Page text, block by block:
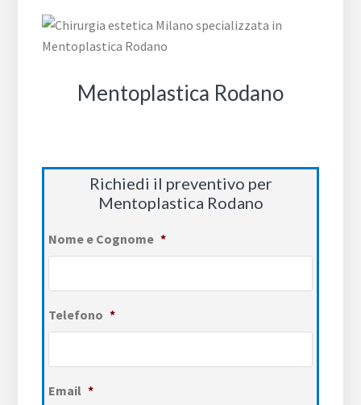
Mentoplastica Rodano
Richiedi il preventivo per
Mentoplastica Rodano
Nome e Cognome *
Telefono *
Email *